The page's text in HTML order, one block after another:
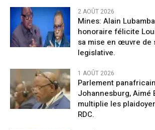
2 AOÛT 2026
Mines: Alain
honoraire félicite
sa mise en œuvre de
legislative.
1 AOÛT 2026
Parlement
Johannesburg, Aimé
multiplie les
RDC.